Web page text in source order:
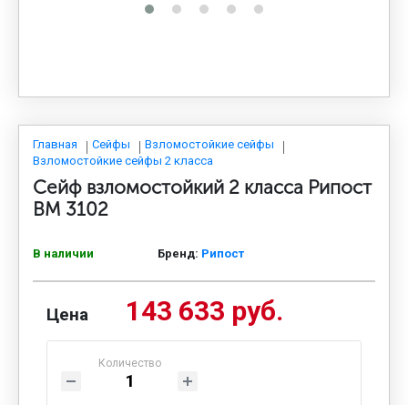
СИСТЕМЫ ХРАНЕНИЯ
МЕБЕЛЬ ДЛЯ ДОМА
МЕБЕЛЬ ДЛЯ СТОЛОВЫХ
Главная Сейфы
Взломостойкие сейфы
Взломостойкие сейфы 2 класса
Сейф взломостойкий 2 класса Рипост
ВМ 3102
В наличии Бренд: Рипост
Цена 143 633 руб.
Количество